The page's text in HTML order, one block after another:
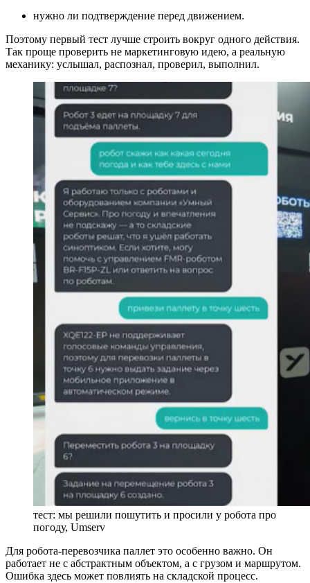
нужно ли подтверждение перед движением.
Поэтому первый тест лучше строить вокруг одного действия.
Так проще проверить не маркетинговую идею, а реальную
механику: услышал, распознал, проверил, выполнил.
тест: мы решили пошутить и просили у робота про
погоду, Umserv
Для робота-перевозчика паллет это особенно важно. Он
работает не с абстрактным объектом, а с грузом и маршрутом.
Ошибка здесь может повлиять на складской процесс.